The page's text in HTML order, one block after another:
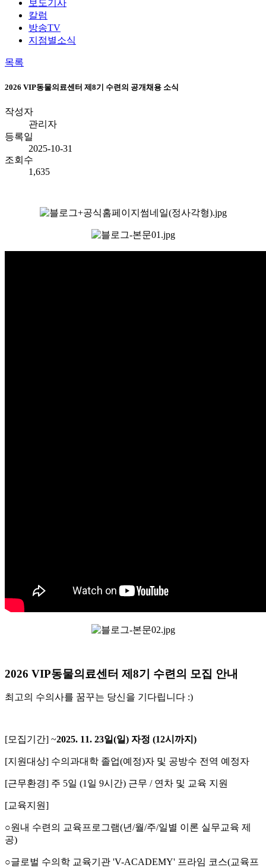
보도기사
칼럼
방송TV
지점별소식
목록
2026 VIP동물의료센터 제8기 수련의 공개채용 소식
작성자
관리자
등록일
2025-10-31
조회수
1,635
2026 VIP동물의료센터 제8기 수련의 모집 안내
최고의 수의사를 꿈꾸는 당신을 기다립니다 :)
[모집기간] ~2025. 11. 23일(일) 자정 (12시까지)
[지원대상] 수의과대학 졸업(예정)자 및 공방수 전역 예정자
[근무환경] 주 5일 (1일 9시간) 근무 / 연차 및 교육 지원
[교육지원]
○원내 수련의 교육프로그램(년/월/주/일별 이론 실무교육 제
공)
○글로벌 수의학 교육기관 'V-ACADEMY' 프라임 코스(교육프